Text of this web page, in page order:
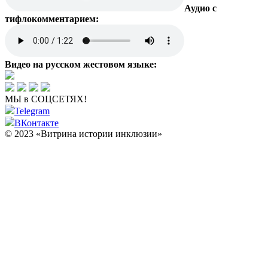
Аудио с
тифлокомментарием:
Видео на русском жестовом языке:
МЫ в СОЦСЕТЯХ!
Telegram
ВКонтакте
© 2023 «Витрина истории инклюзии»